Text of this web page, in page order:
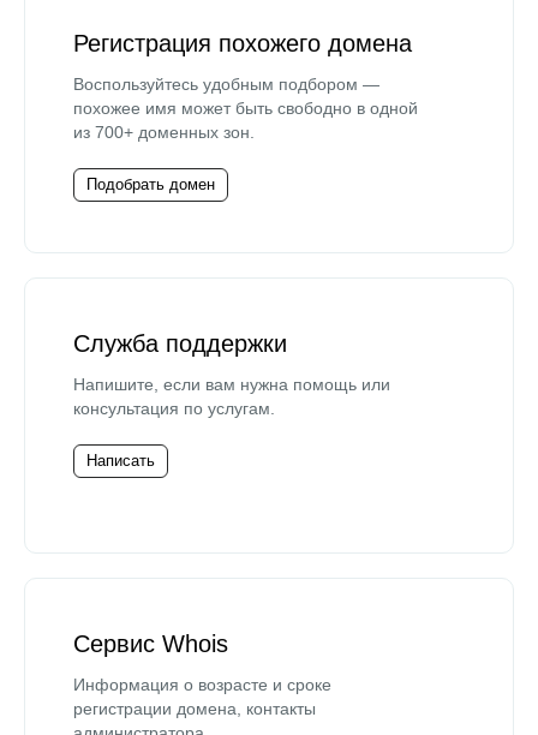
Регистрация похожего домена
Воспользуйтесь удобным подбором —
похожее имя может быть свободно в одной
из 700+ доменных зон.
Подобрать домен
Служба поддержки
Напишите, если вам нужна помощь или
консультация по услугам.
Написать
Сервис Whois
Информация о возрасте и сроке
регистрации домена, контакты